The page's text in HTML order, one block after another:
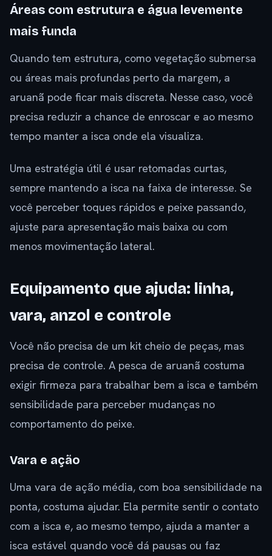
Áreas com estrutura e água levemente
mais funda
Quando tem estrutura, como vegetação submersa
ou áreas mais profundas perto da margem, a
aruanã pode ficar mais discreta. Nesse caso, você
precisa reduzir a chance de enroscar e ao mesmo
tempo manter a isca onde ela visualiza.
Uma estratégia útil é usar retomadas curtas,
sempre mantendo a isca na faixa de interesse. Se
você perceber toques rápidos e peixe passando,
ajuste para apresentação mais baixa ou com
menos movimentação lateral.
Equipamento que ajuda: linha,
vara, anzol e controle
Você não precisa de um kit cheio de peças, mas
precisa de controle. A pesca de aruanã costuma
exigir firmeza para trabalhar bem a isca e também
sensibilidade para perceber mudanças no
comportamento do peixe.
Vara e ação
Uma vara de ação média, com boa sensibilidade na
ponta, costuma ajudar. Ela permite sentir o contato
com a isca e, ao mesmo tempo, ajuda a manter a
isca estável quando você dá pausas ou faz